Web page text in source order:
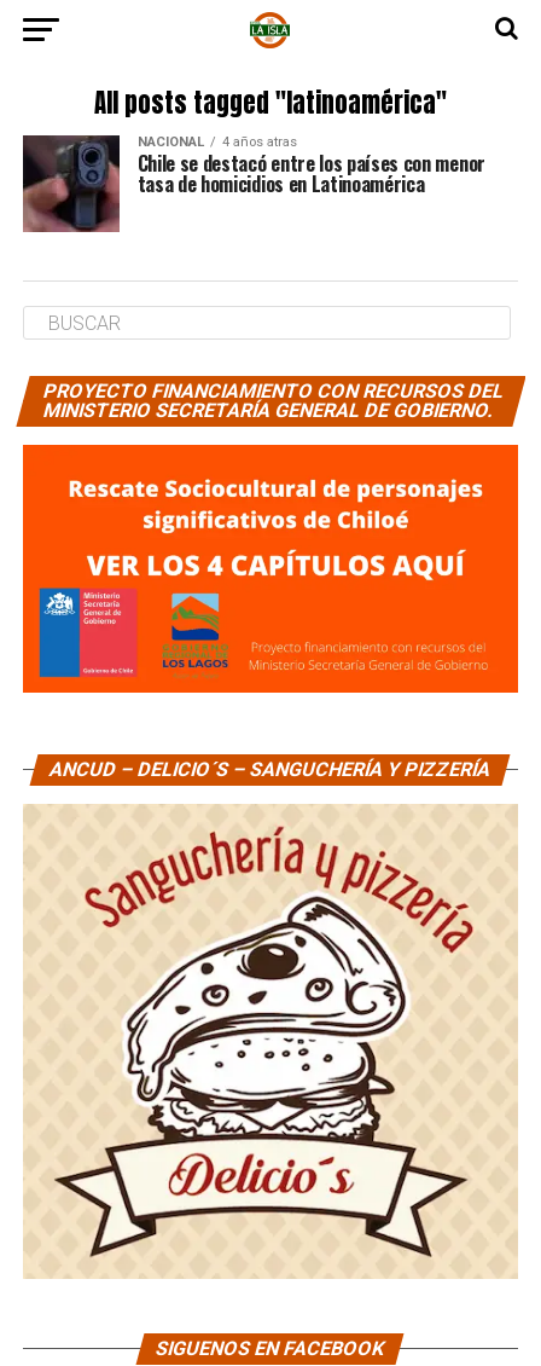
All posts tagged "latinoamérica"
NACIONAL 4 años atras
Chile se destacó entre los países con menor
tasa de homicidios en Latinoamérica
PROYECTO FINANCIAMIENTO CON RECURSOS DEL
MINISTERIO SECRETARÍA GENERAL DE GOBIERNO.
ANCUD – DELICIO´S – SANGUCHERÍA Y PIZZERÍA
SIGUENOS EN FACEBOOK